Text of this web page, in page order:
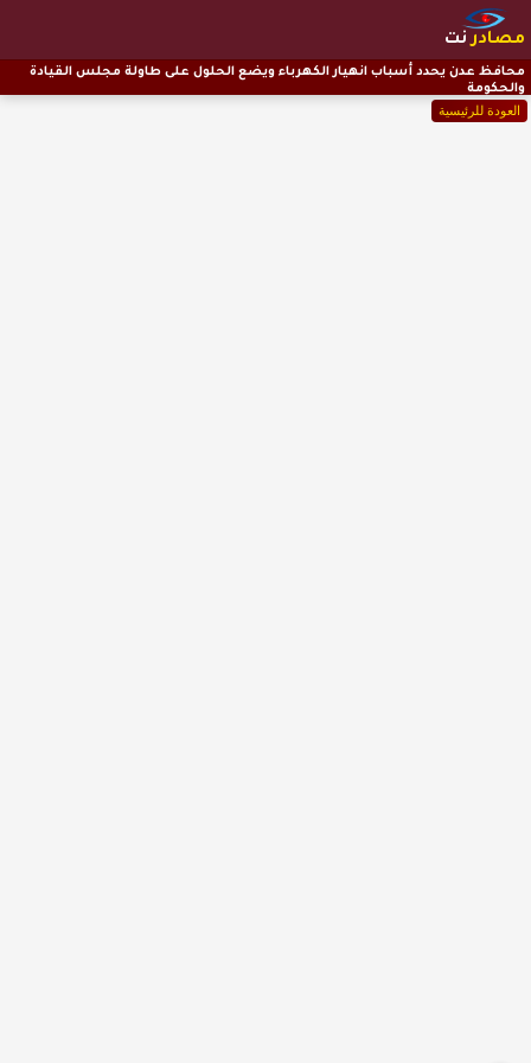
مصادرنت
العودة للرئيسية
محافظ عدن يحدد أسباب انهيار الكهرباء ويضع الحلول على طاولة مجلس القيادة
والحكومة